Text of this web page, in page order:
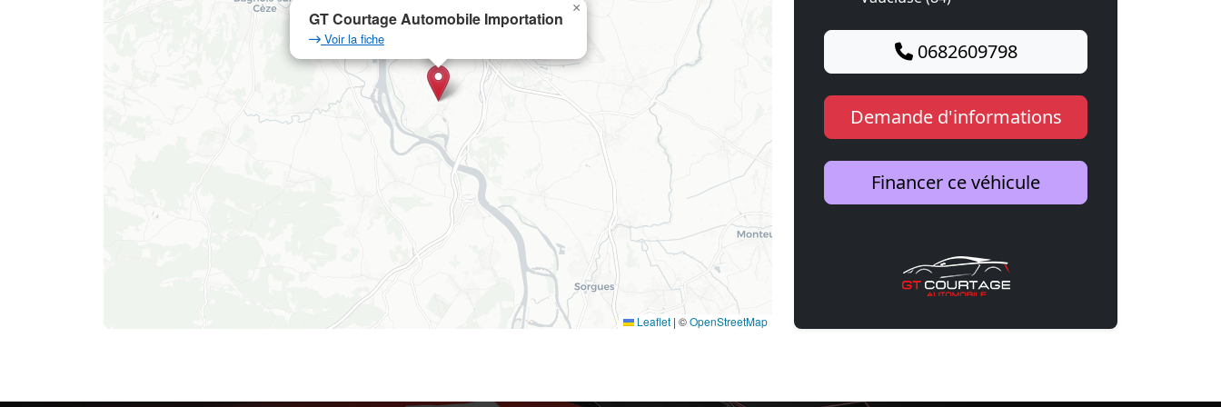
GT Courtage Automobile Importation
Voir la fiche
×
Leaflet | ©OpenStreetMap
0682609798
Demande d'informations
Financer ce véhicule